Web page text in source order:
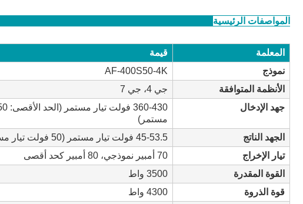
المواصفات الرئيسية
المعلمة
قيمة
نموذج
AF-400S50-4K
الأنظمة المتوافقة
جي 4، جي 7
جهد الإدخال
مستمر)
الجهد الناتج
45-53.5 فولت تيار مستمر (50 فولت تيار مستمر نموذجي)
تيار الإخراج
70 أمبير نموذجي، 80 أمبير كحد أقصى
القوة المقدرة
3500 واط
قوة الذروة
4300 واط